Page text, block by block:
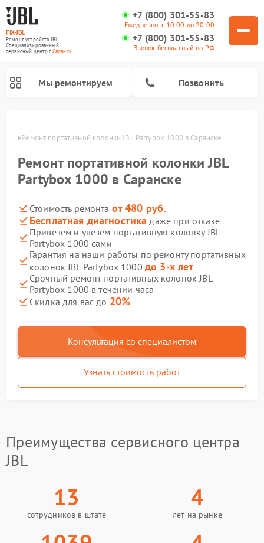
FIX-JBL
Ремонт устройств JBL
Специализированный
cервисный центр г.Саранск
+7 (800) 301-55-83
Ежедневно, с 10:00 до 20:00
+7 (800) 301-55-83
Звонок бесплатный по РФ
Мы ремонтируем Позвонить
Ремонт портативной колонки JBL Partybox 1000 в Саранске
Ремонт портативной колонки JBL
Partybox 1000 в Саранске
Стоимость ремонта от 480 руб.
Бесплатная диагностика даже при отказе
Привезем и увезем портативную колонку JBL
Partybox 1000 сами
Гарантия на наши работы по ремонту портативных
колонок JBL Partybox 1000 до 3-х лет
Срочный ремонт портативных колонок JBL
Partybox 1000 в течении часа
Скидка для вас до 20%
Консультация со специалистом
Узнать стоимость работ
Преимущества сервисного центра
JBL
13
сотрудников в штате
4
лет на рынке